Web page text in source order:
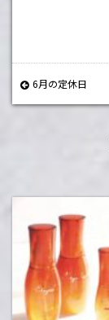
6月の定休日